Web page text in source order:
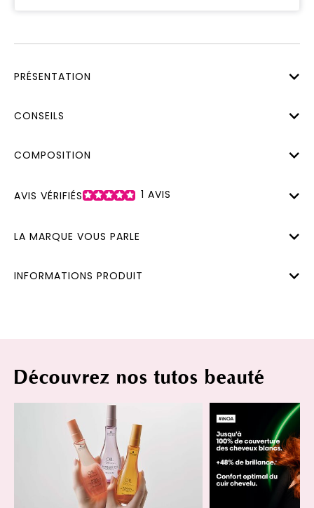
PRÉSENTATION
CONSEILS
COMPOSITION
AVIS VÉRIFIÉS 1 AVIS
LA MARQUE VOUS PARLE
INFORMATIONS PRODUIT
Découvrez nos tutos beauté